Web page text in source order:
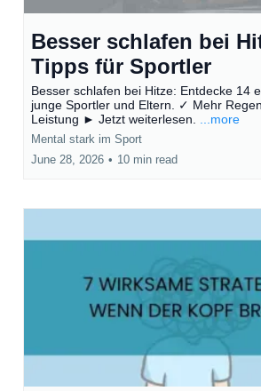
Besser schlafen bei
Tipps für Sportler
Besser schlafen bei Hitze: Entdecke 14
junge Sportler und Eltern. ✓ Mehr
Leistung ► Jetzt weiterlesen.
...more
Mental stark im Sport
June 28, 2026 • 10 min read